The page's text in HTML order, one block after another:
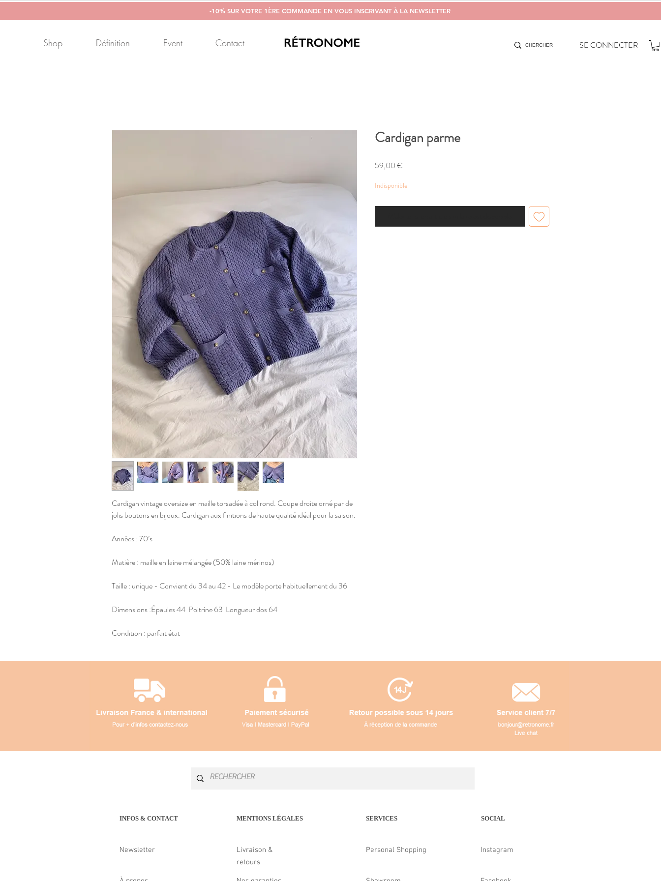
-10% SUR VOTRE 1ÈRE COMMANDE EN VOUS INSCRIVANT À LA NEWSLETTER
Shop Définition Event Contact SE CONNECTER
Cardigan vintage oversize en maille torsadée à col rond. Coupe droite orné par de
jolis boutons en bijoux. Cardigan aux finitions de haute qualité idéal pour la saison.
Années : 70’s
Matière : maille en laine mélangée (50% laine mérinos)
Taille : unique - Convient du 34 au 42 - Le modèle porte habituellement du 36
Dimensions :Épaules 44 Poitrine 63 Longueur dos 64
Condition : parfait état
Cardigan parme
59,00 €
Indisponible
INFOS & CONTACT
Newsletter
MENTIONS LÉGALES
Livraison &
retours
SERVICES
Personal Shopping
SOCIAL
Instagram